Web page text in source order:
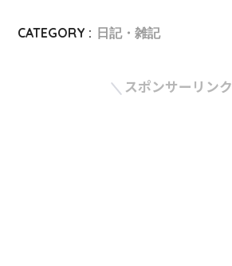
CATEGORY : 日記・雑記
スポンサーリンク